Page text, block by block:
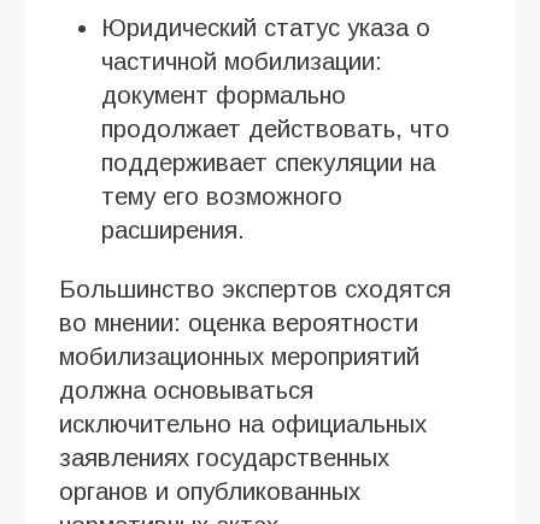
Юридический статус указа о
частичной мобилизации:
документ формально
продолжает действовать, что
поддерживает спекуляции на
тему его возможного
расширения.
Большинство экспертов сходятся
во мнении: оценка вероятности
мобилизационных мероприятий
должна основываться
исключительно на официальных
заявлениях государственных
органов и опубликованных